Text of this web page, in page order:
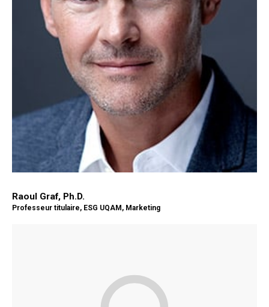
Raoul Graf, Ph.D.
Professeur titulaire, ESG UQAM​, Marketing